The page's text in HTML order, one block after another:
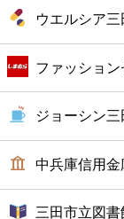
ショッピング
銀行
公共
病院
ウエルシア
ファッショ
ジョーシン
中兵庫信用
三田市立図